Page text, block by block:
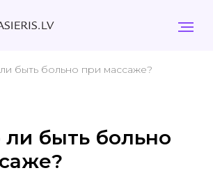
быть больно при массаже?
быть больно